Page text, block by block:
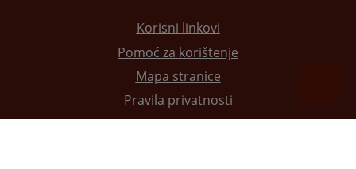
Korisni linkovi
Pomoć za korištenje
Mapa stranice
Pravila privatnosti